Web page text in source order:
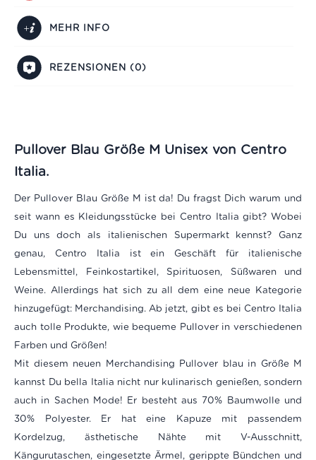
MEHR INFO
REZENSIONEN (0)
Pullover Blau Größe M Unisex von Centro
Italia.
Der Pullover Blau Größe M ist da! Du fragst Dich warum und
seit wann es Kleidungsstücke bei Centro Italia gibt? Wobei
Du uns doch als italienischen Supermarkt kennst? Ganz
genau, Centro Italia ist ein Geschäft für italienische
Lebensmittel, Feinkostartikel, Spirituosen, Süßwaren und
Weine. Allerdings hat sich zu all dem eine neue Kategorie
hinzugefügt: Merchandising. Ab jetzt, gibt es bei Centro Italia
auch tolle Produkte, wie bequeme Pullover in verschiedenen
Farben und Größen!
Mit diesem neuen Merchandising Pullover blau in Größe M
kannst Du bella Italia nicht nur kulinarisch genießen, sondern
auch in Sachen Mode! Er besteht aus 70% Baumwolle und
30% Polyester. Er hat eine Kapuze mit passendem
Kordelzug, ästhetische Nähte mit V-Ausschnitt,
Kängurutaschen, eingesetzte Ärmel, gerippte Bündchen und